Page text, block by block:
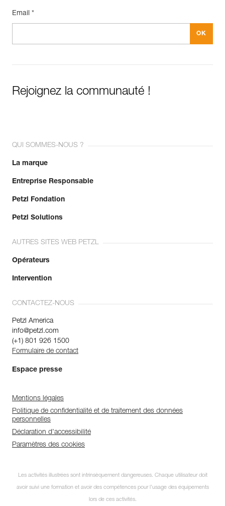
Email *
Rejoignez la communauté !
QUI SOMMES-NOUS ?
La marque
Entreprise Responsable
Petzl Fondation
Petzl Solutions
AUTRES SITES WEB PETZL
Opérateurs
Intervention
CONTACTEZ-NOUS
Petzl America
info@petzl.com
(+1) 801 926 1500
Formulaire de contact
Espace presse
Mentions légales
Politique de confidentialité et de traitement des données
personnelles
Déclaration d'accessibilité
Paramètres des cookies
Les activités illustrées sont intrinsèquement dangereuses. Chaque utilisateur doit
avoir suivi une formation et avoir des compétences pour l’usage des équipements
lors de ces activités.